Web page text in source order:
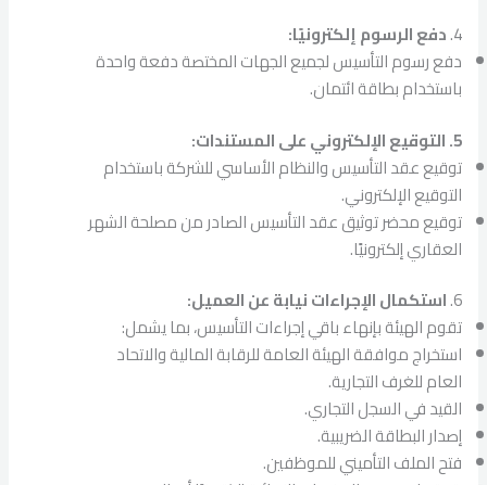
4. دفع الرسوم إلكترونيًا:
دفع رسوم التأسيس لجميع الجهات المختصة دفعة واحدة
باستخدام بطاقة ائتمان.
5. التوقيع الإلكتروني على المستندات:
توقيع عقد التأسيس والنظام الأساسي للشركة باستخدام
التوقيع الإلكتروني.
توقيع محضر توثيق عقد التأسيس الصادر من مصلحة الشهر
العقاري إلكترونيًا.
6. استكمال الإجراءات نيابة عن العميل:
تقوم الهيئة بإنهاء باقي إجراءات التأسيس، بما يشمل:
استخراج موافقة الهيئة العامة للرقابة المالية والاتحاد
العام للغرف التجارية.
القيد في السجل التجاري.
إصدار البطاقة الضريبية.
فتح الملف التأميني للموظفين.